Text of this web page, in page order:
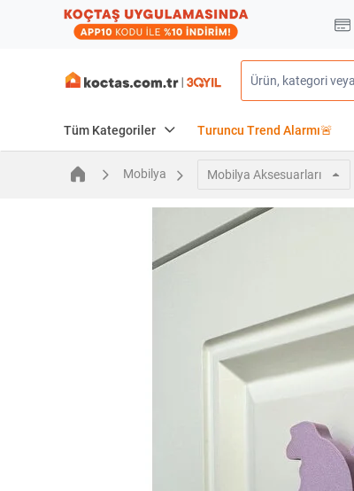
Tüm Kategoriler Turuncu Trend Alarmı🚨
Mobilya Mobilya Aksesuarları